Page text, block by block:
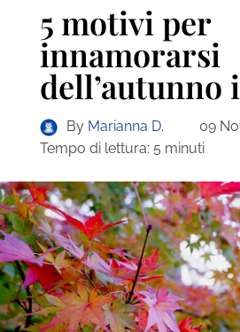
5 motivi per
innamorarsi
dell’autunno
By Marianna D.
09
Tempo di lettura: 5 minuti